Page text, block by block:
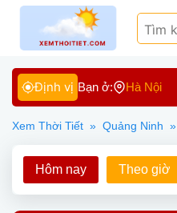
Định vị Bạn ở: Hà Nội
Xem Thời Tiết » Quảng Ninh »
Hôm nay Theo giờ